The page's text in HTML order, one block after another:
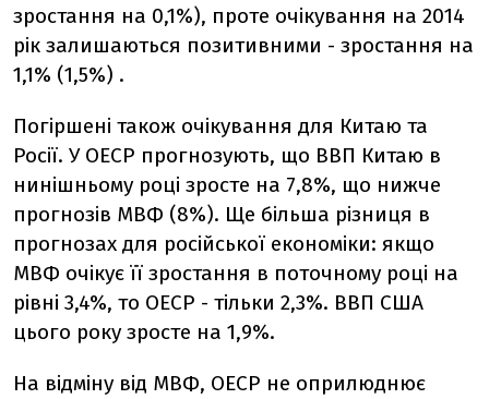
зростання на 0,1%), проте очікування на 2014
рік залишаються позитивними - зростання на
1,1% (1,5%) .
Погіршені також очікування для Китаю та
Росії. У ОЕСР прогнозують, що ВВП Китаю в
нинішньому році зросте на 7,8%, що нижче
прогнозів МВФ (8%). Ще більша різниця в
прогнозах для російської економіки: якщо
МВФ очікує її зростання в поточному році на
рівні 3,4%, то ОЕСР - тільки 2,3%. ВВП США
цього року зросте на 1,9%.
На відміну від МВФ, ОЕСР не оприлюднює